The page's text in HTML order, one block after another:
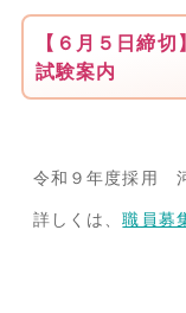
【６月５日締
試験案内
令和９年度採用
詳しくは、職員募